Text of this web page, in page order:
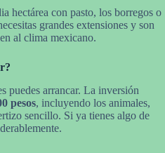
hectárea con pasto, los borregos o
grandes extensiones y son
al clima mexicano.
puedes arrancar. La inversión
pesos, incluyendo los animales,
sencillo. Si ya tienes algo de